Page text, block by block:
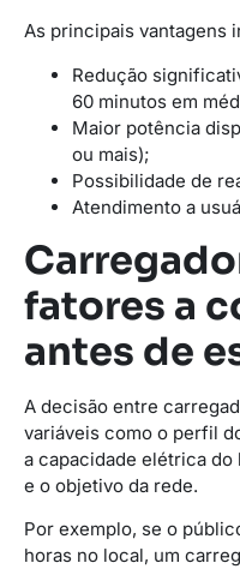
As principais vantagens
Redução
60 minutos em
Maior potência
ou mais);
Possibilidade de
Atendimento a
fatores a
antes de
A decisão entre
variáveis como o perfil
a capacidade elétrica
e o objetivo da rede.
Por exemplo, se o
horas no local, um